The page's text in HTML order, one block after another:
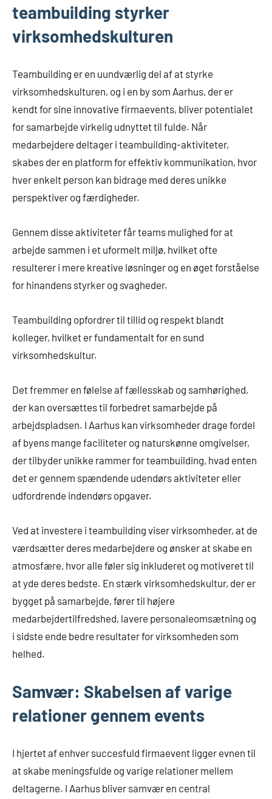
teambuilding styrker
virksomhedskulturen
Teambuilding er en uundværlig del af at styrke
virksomhedskulturen, og i en by som Aarhus, der er
kendt for sine innovative firmaevents, bliver potentialet
for samarbejde virkelig udnyttet til fulde. Når
medarbejdere deltager i teambuilding-aktiviteter,
skabes der en platform for effektiv kommunikation, hvor
hver enkelt person kan bidrage med deres unikke
perspektiver og færdigheder.
Gennem disse aktiviteter får teams mulighed for at
arbejde sammen i et uformelt miljø, hvilket ofte
resulterer i mere kreative løsninger og en øget forståelse
for hinandens styrker og svagheder.
Teambuilding opfordrer til tillid og respekt blandt
kolleger, hvilket er fundamentalt for en sund
virksomhedskultur.
Det fremmer en følelse af fællesskab og samhørighed,
der kan oversættes til forbedret samarbejde på
arbejdspladsen. I Aarhus kan virksomheder drage fordel
af byens mange faciliteter og naturskønne omgivelser,
der tilbyder unikke rammer for teambuilding, hvad enten
det er gennem spændende udendørs aktiviteter eller
udfordrende indendørs opgaver.
Ved at investere i teambuilding viser virksomheder, at de
værdsætter deres medarbejdere og ønsker at skabe en
atmosfære, hvor alle føler sig inkluderet og motiveret til
at yde deres bedste. En stærk virksomhedskultur, der er
bygget på samarbejde, fører til højere
medarbejdertilfredshed, lavere personaleomsætning og
i sidste ende bedre resultater for virksomheden som
helhed.
Samvær: Skabelsen af varige
relationer gennem events
I hjertet af enhver succesfuld firmaevent ligger evnen til
at skabe meningsfulde og varige relationer mellem
deltagerne. I Aarhus bliver samvær en central